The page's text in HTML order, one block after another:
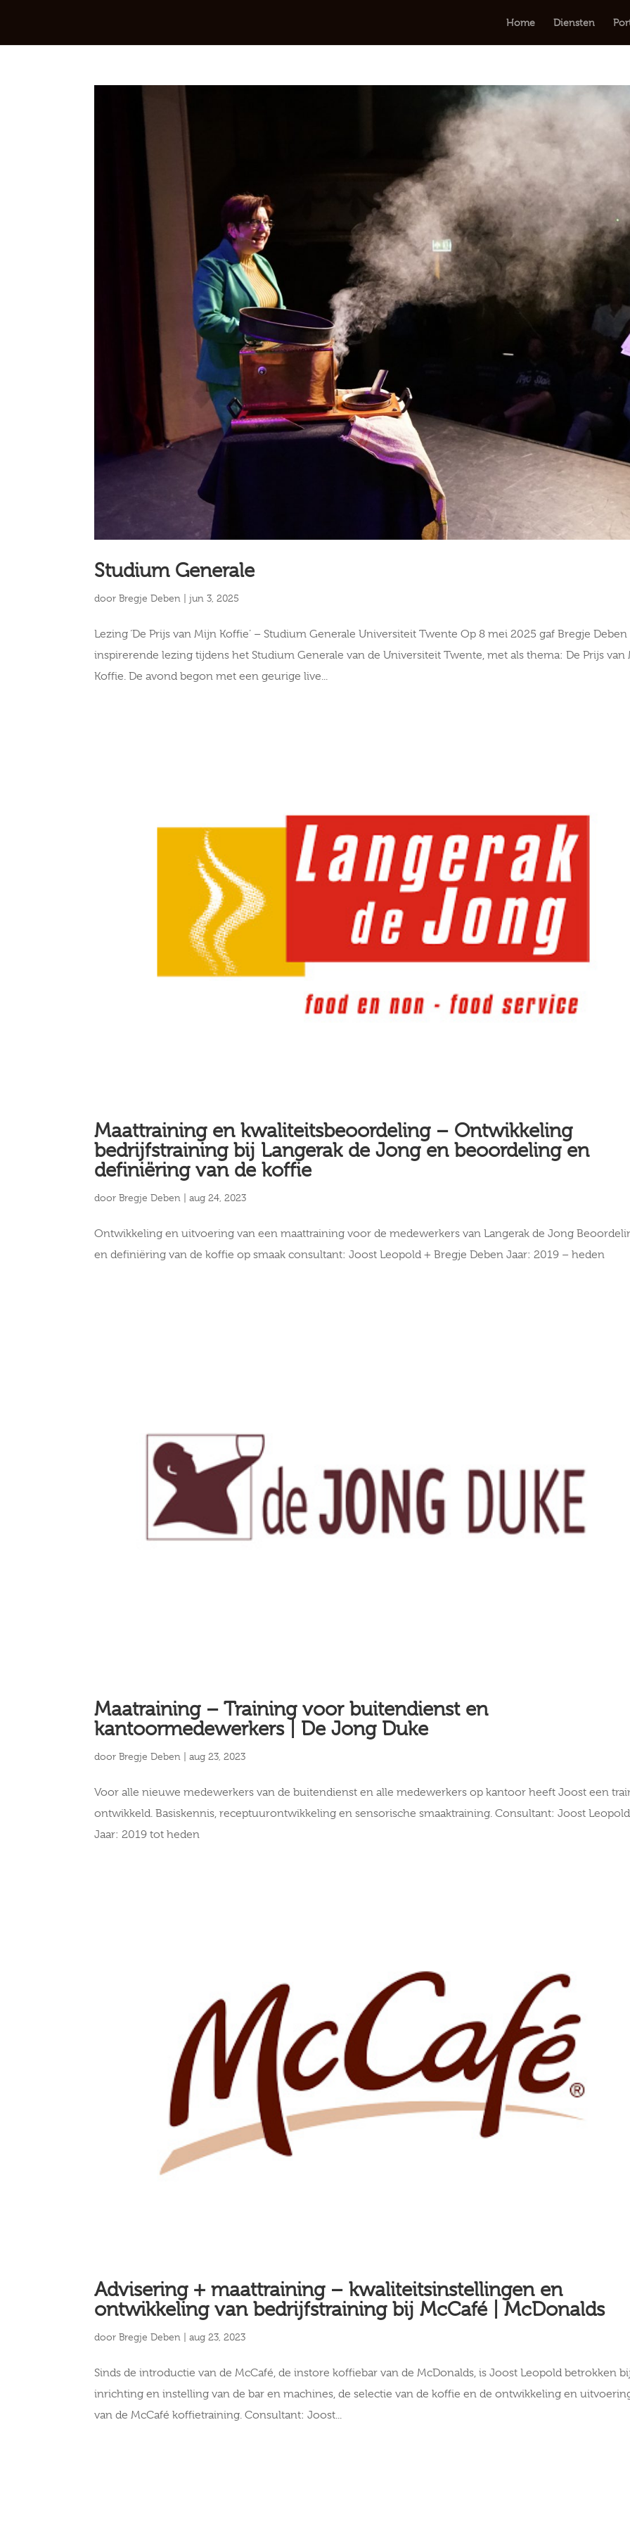
Home Diensten
Studium Generale
doorBregje Deben |jun 3, 2025
Lezing ‘De Prijs van Mijn Koffie’ – Studium Generale Universiteit Twente Op 8 mei 2025 gaf Bregje
inspirerende lezing tijdens het Studium Generale van de Universiteit Twente, met als thema: De Prijs van
Koffie. De avond begon met een geurige live...
Maattraining en kwaliteitsbeoordeling – Ontwikkeling
bedrijfstraining bij Langerak de Jong en beoordeling en
definiëring van de koffie
doorBregje Deben |aug 24, 2023
Ontwikkeling en uitvoering van een maattraining voor de medewerkers van Langerak de Jong
en definiëring van de koffie op smaak consultant: Joost Leopold + Bregje Deben Jaar: 2019 – heden
Maatraining – Training voor buitendienst en
kantoormedewerkers | De Jong Duke
doorBregje Deben |aug 23, 2023
Voor alle nieuwe medewerkers van de buitendienst en alle medewerkers op kantoor heeft Joost een
ontwikkeld. Basiskennis, receptuurontwikkeling en sensorische smaaktraining. Consultant: Joost Leopold
Jaar: 2019 tot heden
Advisering + maattraining – kwaliteitsinstellingen en
ontwikkeling van bedrijfstraining bij McCafé | McDonalds
doorBregje Deben |aug 23, 2023
Sinds de introductie van de McCafé, de instore koffiebar van de McDonalds, is Joost Leopold betrokken
inrichting en instelling van de bar en machines, de selectie van de koffie en de ontwikkeling en
van de McCafé koffietraining. Consultant: Joost...